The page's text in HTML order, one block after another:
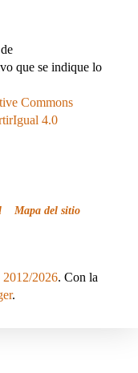
que se indique lo
Commons
4.0
Mapa del sitio
2026. Con la
.